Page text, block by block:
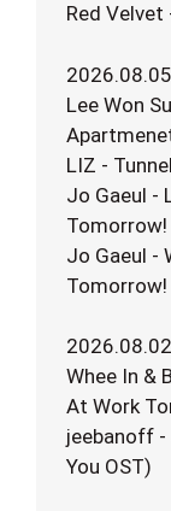
Red
2026.08.05
Lee Won
LIZ -
Jo Gaeul -
Tomorrow!
Jo Gaeul -
Tomorrow!
2026.08.02
Whee In &
At Work
jeebanoff -
You OST)